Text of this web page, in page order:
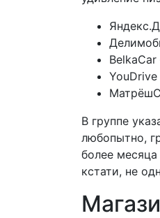
В группе
любопытно,
более
кстати, не